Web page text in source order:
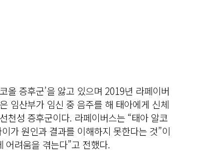
올 증후군’을 앓고 있으며 2019년 라페이버
임산부가 임신 중 음주를 해 태아에게 신체
천성 증후군이다. 라페이버스는 “태아 알코
가 원인과 결과를 이해하지 못한다는 것”이
어려움을 겪는다”고 전했다.